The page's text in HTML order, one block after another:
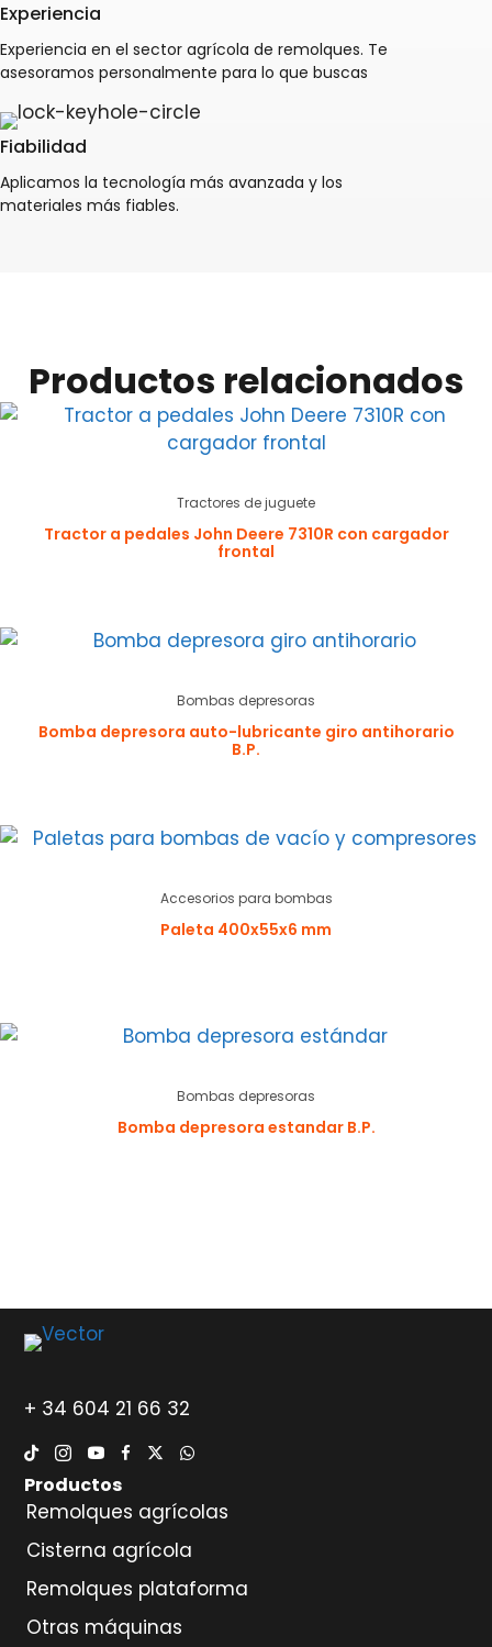
Experiencia
Experiencia en el sector agrícola de remolques. Te
asesoramos personalmente para lo que buscas
Fiabilidad
Aplicamos la tecnología más avanzada y los
materiales más fiables.
Productos relacionados
Tractores de juguete
Tractor a pedales John Deere 7310R con cargador
frontal
Bombas depresoras
Bomba depresora auto-lubricante giro antihorario
B.P.
Accesorios para bombas
Paleta 400x55x6 mm
Bombas depresoras
Bomba depresora estandar B.P.
+ 34 604 21 66 32
Productos
Remolques agrícolas
Cisterna agrícola
Remolques plataforma
Otras máquinas